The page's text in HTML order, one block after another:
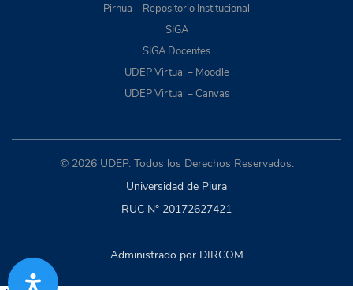
Pirhua – Repositorio Institucional
SIGA
SIGA Docentes
UDEP Virtual – Moodle
UDEP Virtual – Canvas
© 2026 UDEP. Todos los Derechos Reservados.
Universidad de Piura
RUC N° 20172627421
Administrado por DIRCOM